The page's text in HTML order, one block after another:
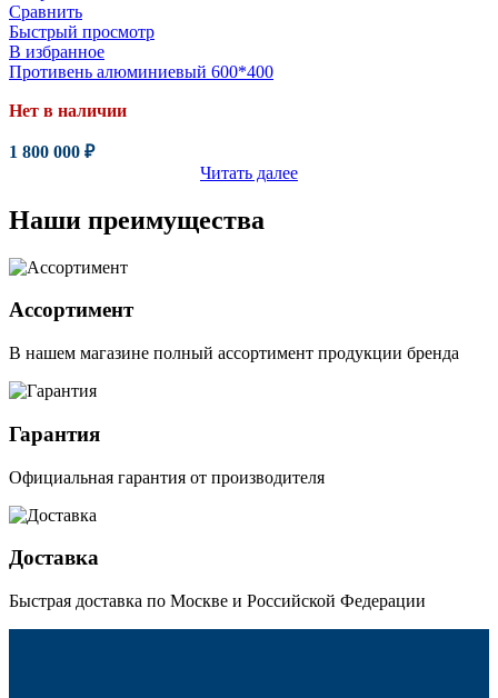
Сравнить
Быстрый просмотр
В избранное
Противень алюминиевый 600*400
Нет в наличии
1 800 000 ₽
Читать далее
Наши преимущества
Ассортимент
В нашем магазине полный ассортимент продукции бренда
Гарантия
Официальная гарантия от производителя
Доставка
Быстрая доставка по Москве и Российской Федерации